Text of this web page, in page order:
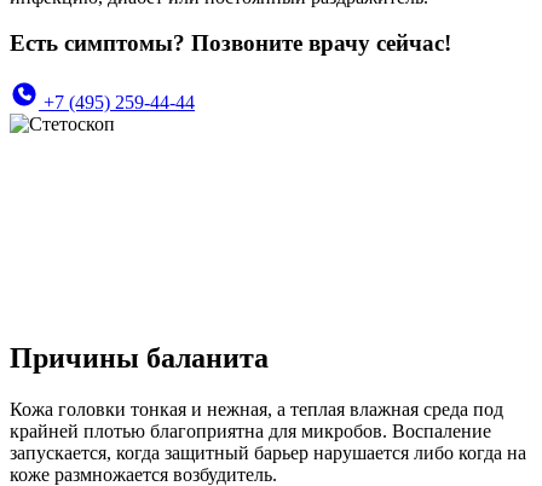
Есть симптомы? Позвоните врачу сейчас!
+7 (495) 259-44-44
Причины баланита
Кожа головки тонкая и нежная, а теплая влажная среда под
крайней плотью благоприятна для микробов. Воспаление
запускается, когда защитный барьер нарушается либо когда на
коже размножается возбудитель.